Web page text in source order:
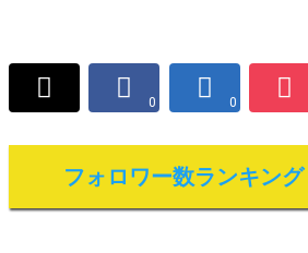
0 0
フォロワー数ランキング